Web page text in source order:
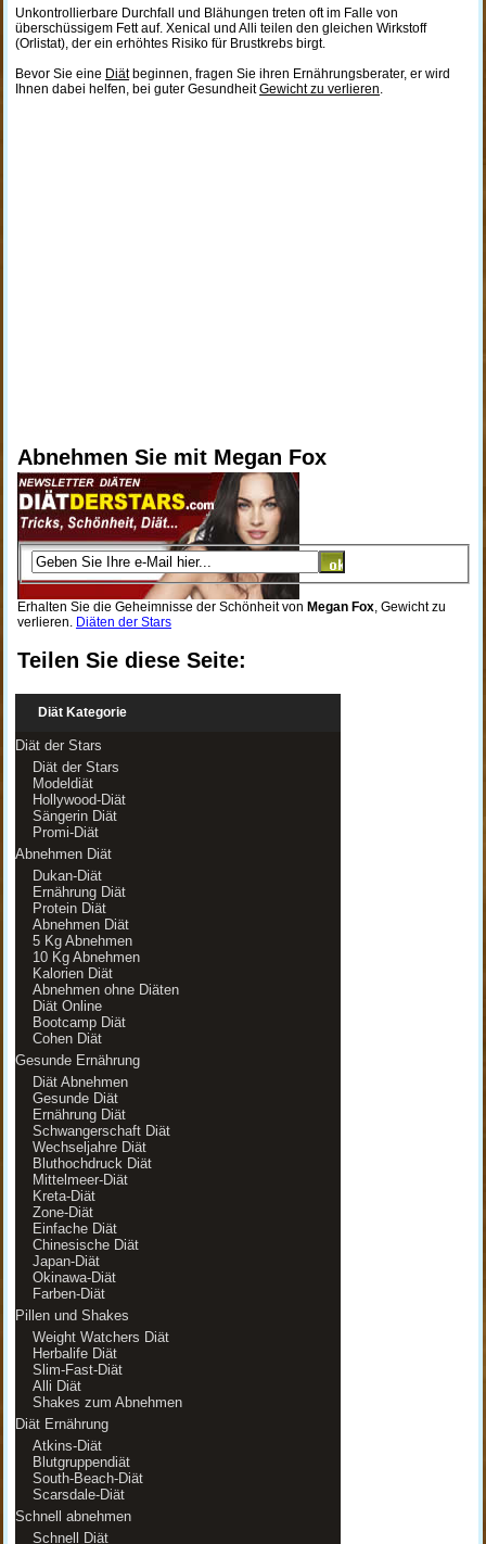
Unkontrollierbare Durchfall und Blähungen treten oft im Falle von
überschüssigem Fett auf. Xenical und Alli teilen den gleichen Wirkstoff
(Orlistat), der ein erhöhtes Risiko für Brustkrebs birgt.
Bevor Sie eine Diätbeginnen, fragen Sie ihren Ernährungsberater, er wird
Ihnen dabei helfen, bei guter GesundheitGewicht zu verlieren.
Abnehmen Sie mit Megan Fox
Erhalten Sie die Geheimnisse der Schönheit von Megan Fox, Gewicht zu
verlieren. Diäten der Stars
Teilen Sie diese Seite:
Diät Kategorie
Diät der Stars
Diät der Stars
Modeldiät
Hollywood-Diät
Sängerin Diät
Promi-Diät
Abnehmen Diät
Dukan-Diät
Ernährung Diät
Protein Diät
Abnehmen Diät
5 Kg Abnehmen
10 Kg Abnehmen
Kalorien Diät
Abnehmen ohne Diäten
Diät Online
Bootcamp Diät
Cohen Diät
Gesunde Ernährung
Diät Abnehmen
Gesunde Diät
Ernährung Diät
Schwangerschaft Diät
Wechseljahre Diät
Bluthochdruck Diät
Mittelmeer-Diät
Kreta-Diät
Zone-Diät
Einfache Diät
Chinesische Diät
Japan-Diät
Okinawa-Diät
Farben-Diät
Pillen und Shakes
Weight Watchers Diät
Herbalife Diät
Slim-Fast-Diät
Alli Diät
Shakes zum Abnehmen
Diät Ernährung
Atkins-Diät
Blutgruppendiät
South-Beach-Diät
Scarsdale-Diät
Schnell abnehmen
Schnell Diät